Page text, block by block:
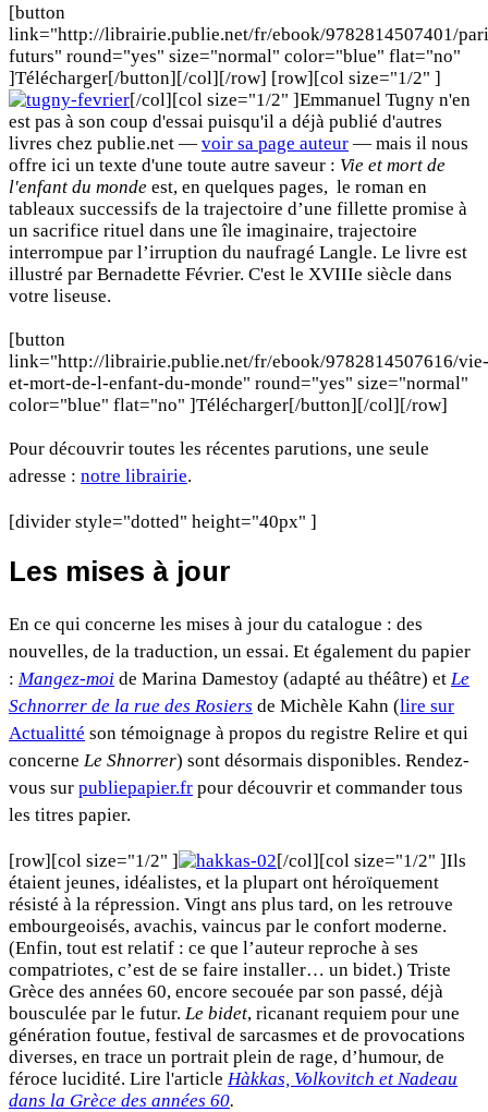
[button
link="http://librairie.publie.net/fr/ebook/9782814507401/
futurs" round="yes" size="normal" color="blue" flat="no"
]Télécharger[/button][/col][/row] [row][col size="1/2" ]
[/col][col size="1/2" ]Emmanuel Tugny n'en
est pas à son coup d'essai puisqu'il a déjà publié d'autres
livres chez publie.net — voir sa page auteur — mais il nous
offre ici un texte d'une toute autre saveur : Vie et mort de
l'enfant du monde est, en quelques pages, le roman en
tableaux successifs de la trajectoire d’une fillette promise à
un sacrifice rituel dans une île imaginaire, trajectoire
interrompue par l’irruption du naufragé Langle. Le livre est
illustré par Bernadette Février. C'est le XVIIIe siècle dans
votre liseuse.
[button
link="http://librairie.publie.net/fr/ebook/9782814507616/vie-
et-mort-de-l-enfant-du-monde" round="yes" size="normal"
color="blue" flat="no" ]Télécharger[/button][/col][/row]
Pour découvrir toutes les récentes parutions, une seule
adresse : notre librairie.
[divider style="dotted" height="40px" ]
Les mises à jour
En ce qui concerne les mises à jour du catalogue : des
nouvelles, de la traduction, un essai. Et également du papier
: Mangez-moi de Marina Damestoy (adapté au théâtre) et Le
Schnorrer de la rue des Rosiers de Michèle Kahn (lire sur
Actualitté son témoignage à propos du registre Relire et qui
concerne Le Shnorrer) sont désormais disponibles. Rendez-
vous sur publiepapier.fr pour découvrir et commander tous
les titres papier.
[row][col size="1/2" ]
[/col][col size="1/2" ]Ils
étaient jeunes, idéalistes, et la plupart ont héroïquement
résisté à la répression. Vingt ans plus tard, on les retrouve
embourgeoisés, avachis, vaincus par le confort moderne.
(Enfin, tout est relatif : ce que l’auteur reproche à ses
compatriotes, c’est de se faire installer… un bidet.) Triste
Grèce des années 60, encore secouée par son passé, déjà
bousculée par le futur. Le bidet, ricanant requiem pour une
génération foutue, festival de sarcasmes et de provocations
diverses, en trace un portrait plein de rage, d’humour, de
féroce lucidité. Lire l'article Hàkkas, Volkovitch et Nadeau
dans la Grèce des années 60.